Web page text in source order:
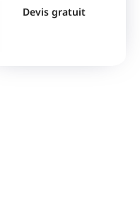
Devis gratuit